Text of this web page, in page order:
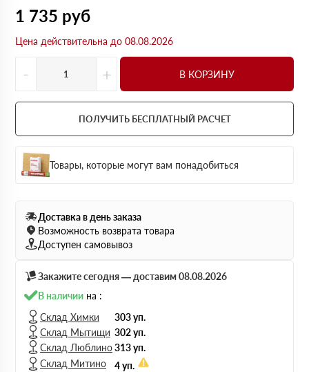
1 735 руб
Цена действительна до 08.08.2026
- + В КОРЗИНУ
ПОЛУЧИТЬ БЕСПЛАТНЫЙ РАСЧЕТ
Товары, которые могут вам понадобиться
Доставка в день заказа
Возможность возврата товара
Доступен самовывоз
Закажите сегодня — доставим 08.08.2026
В наличии на :
Склад Химки
303 уп.
Склад Мытищи 302 уп.
Склад Люблино313 уп.
Склад Митино
4 уп.